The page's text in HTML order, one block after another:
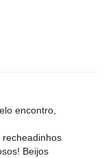
encontro,
Beijos